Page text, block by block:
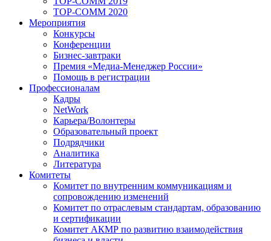
TOP-COMM 2020
Мероприятия
Конкурсы
Конференции
Бизнес-завтраки
Премия «Медиа-Менеджер России»
Помощь в регистрации
Профессионалам
Кадры
NetWork
Карьера/Волонтеры
Образовательный проект
Подрядчики
Аналитика
Литература
Комитеты
Комитет по внутренним коммуникациям и
сопровождению изменений
Комитет по отраслевым стандартам, образованию
и сертификации
Комитет АКМР по развитию взаимодействия